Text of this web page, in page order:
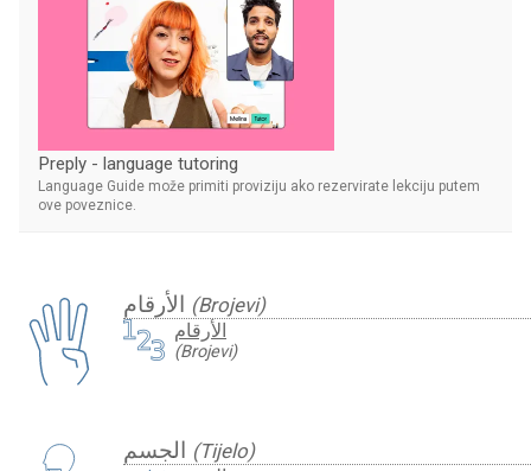
(Brojevi)
الأرقام
(Brojevi)
(Tijelo)
Preply - language tutoring
Language Guide može primiti proviziju ako rezervirate lekciju putem
ove poveznice.